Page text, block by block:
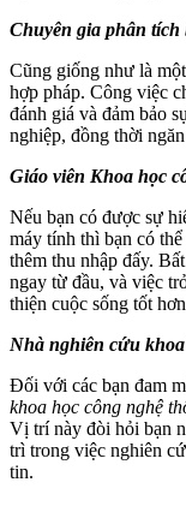
Chuyên gia phân tích
Cũng giống như là
hợp pháp. Công việc
đánh giá và đảm bảo
nghiệp, đồng thời
Giáo viên Khoa học
Nếu bạn có được sự
máy tính thì bạn có
thêm thu nhập đấy.
ngay từ đầu, và việc
thiện cuộc sống tốt
Nhà nghiên cứu
Đối với các bạn đam
khoa học công nghệ
Vị trí này đòi hỏi bạn
trì trong việc nghiên
tin.